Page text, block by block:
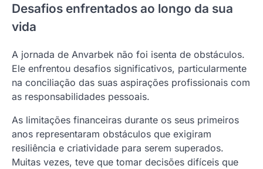
Desafios enfrentados ao longo da sua
vida
A jornada de Anvarbek não foi isenta de obstáculos.
Ele enfrentou desafios significativos, particularmente
na conciliação das suas aspirações profissionais com
as responsabilidades pessoais.
As limitações financeiras durante os seus primeiros
anos representaram obstáculos que exigiram
resiliência e criatividade para serem superados.
Muitas vezes, teve que tomar decisões difíceis que